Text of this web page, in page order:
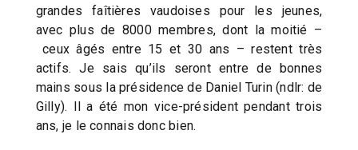
grandes faîtières vaudoises pour les jeunes,
avec plus de 8000 membres, dont la moitié –
ceux âgés entre 15 et 30 ans – restent très
actifs. Je sais qu’ils seront entre de bonnes
mains sous la présidence de Daniel Turin (ndlr: de
Gilly). Il a été mon vice-président pendant trois
ans, je le connais donc bien.